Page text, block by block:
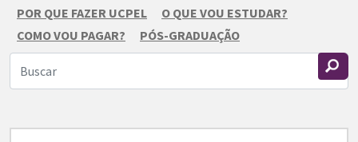
POR QUE FAZER UCPEL
O QUE VOU ESTUDAR?
COMO VOU PAGAR?
PÓS-GRADUAÇÃO